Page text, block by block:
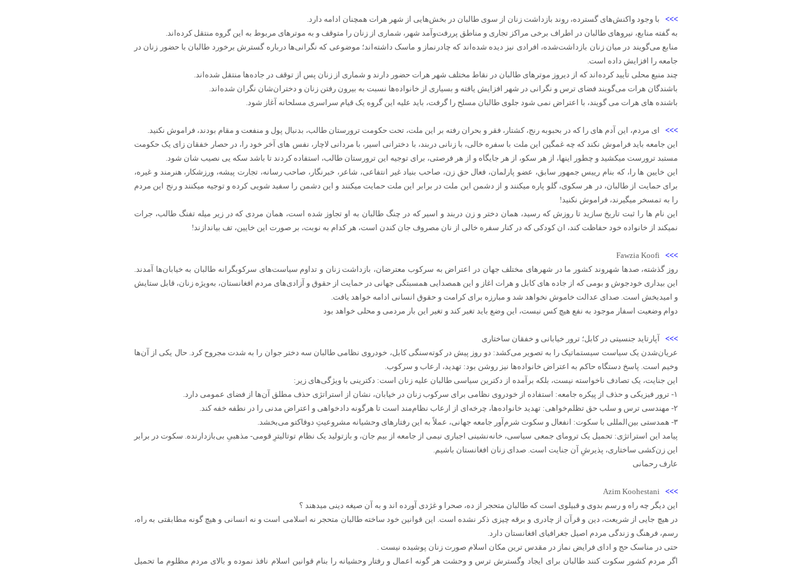
>>> با وجود واکنش‌های گسترده، روند بازداشت زنان از سوی طالبان در بخش‌هایی از شهر هرات همچنان ادامه دارد.
به گفته منابع، نیروهای طالبان در اطراف برخی مراکز تجاری و مناطق پررفت‌وآمد شهر، شماری از زنان را متوقف و به موترهای مربوط به این گروه منتقل کرده‌اند.
منابع می‌گویند در میان زنان بازداشت‌شده، افرادی نیز دیده شده‌اند که چادرنماز و ماسک داشته‌اند؛ موضوعی که نگرانی‌ها درباره گسترش برخورد طالبان با حضور زنان در
جامعه را افزایش داده است.
چند منبع محلی تأیید کرده‌اند که از دیروز موترهای طالبان در نقاط مختلف شهر هرات حضور دارند و شماری از زنان پس از توقف در جاده‌ها منتقل شده‌اند.
باشندگان هرات می‌گویند فضای ترس و نگرانی در شهر افزایش یافته و بسیاری از خانواده‌ها نسبت به بیرون رفتن زنان و دختران‌شان نگران شده‌اند.
باشنده های هرات می گویند، با اعتراض نمی شود جلوی طالبان مسلح را گرفت، باید علیه این گروه یک قیام سراسری مسلحانه آغاز شود.
>>> ای مردم، این آدم های را که در بحبوبه رنج، کشتار، فقر و بحران رفته بر این ملت، تحت حکومت ترورستان طالب، بدنبال پول و منفعت و مقام بودند، فراموش نکنید.
این جامعه باید فراموش نکند که چه غمگین این ملت با سفره خالی، با زنانی دربند، با دخترانی اسیر، با مردانی لاچار، نفس های آخر خود را، در حصار خفقان زای یک حکومت
مستبد ترورست میکشید و چطور اینها، از هر سکو، از هر جایگاه و از هر فرصتی، برای توجیه این ترورستان طالب، استفاده کردند تا باشد سکه یی نصیب شان شود.
این خایین ها را، که بنام رییس جمهور سابق، عضو پارلمان، فعال حق زن، صاحب بنیاد غیر انتفاعی، شاعر، خبرنگار، صاحب رسانه، تجارت پیشه، ورزشکار، هنرمند و غیره،
برای حمایت از طالبان، در هر سکوی، گلو پاره میکنند و از دشمن این ملت در برابر این ملت حمایت میکنند و این دشمن را سفید شویی کرده و توجیه میکنند و رنج این مردم
را به تمسخر میگیرند، فراموش نکنید!
این نام ها را ثبت تاریخ سازید تا روزش که رسید، همان دختر و زن دربند و اسیر که در چنگ طالبان به او تجاوز شده است، همان مردی که در زیر میله تفنگ طالب، جرات
نمیکند از خانواده خود حفاظت کند، ان کودکی که در کنار سفره خالی از نان مصروف جان کندن است، هر کدام به نوبت، بر صورت این خایین، تف بیاندازند!
>>>
Fawzia Koofi
‏روز گذشته، صدها شهروند کشور ما در شهرهای مختلف جهان در اعتراض به سرکوب معترضان، بازداشت زنان و تداوم سیاست‌های سرکوبگرانه طالبان به خیابان‌ها آمدند.
این بیداری خودجوش و بومی که از جاده های کابل و هرات اغاز و این همصدایی همسبتگی جهانی در حمایت از حقوق و آزادی‌های مردم افغانستان، به‌ویژه زنان، قابل ستایش
و امیدبخش است. صدای عدالت خاموش نخواهد شد و مبارزه برای کرامت و حقوق انسانی ادامه خواهد یافت.
دوام وضعیت اسفار موجود به نفع هیچ کس نیست، این وضع باید تغیر کند و تغیر این بار مردمی و محلی خواهد بود
>>> ‏آپارتاید جنسیتی در کابل؛ ترور خیابانی و خفقان ساختاری
‏عریان‌شدن یک سیاست سیستماتیک را به تصویر می‌کشد: دو روز پیش در کوته‌سنگی کابل، خودروی نظامی طالبان سه دختر جوان را به شدت مجروح کرد. حال یکی از آن‌ها
وخیم است. پاسخ دستگاه حاکم به اعتراض خانواده‌ها نیز روشن بود: تهدید، ارعاب و سرکوب.
‏این جنایت، یک تصادف ناخواسته نیست، بلکه برآمده از دکترین سیاسی طالبان علیه زنان است: دکترینی با ویژگی‌های زیر:
‏پیامد این استراتژی: تحمیل یک ترومای جمعی سیاسی، خانه‌نشینی اجباری نیمی از جامعه از بیم جان، و بازتولید یک نظام توتالیترِ قومی- مذهبیِ بی‌بازدارنده. سکوت در برابر
این زن‌کشی ساختاری، پذیرشِ آن جنایت است. صدای زنان افغانستان باشیم.
عارف رحمانی
>>>
Azim Koohestani
این دیگر چه راه و رسم بدوی و قبیلوی است که طالبان متحجر از ده، صحرا و غژدی آورده اند و به آن صیغه دینی میدهند ؟
در هیچ جایی از شریعت، دین و قرآن از چادری و برقه چیزی ذکر نشده است. این قوانین خود ساخته طالبان متحجر نه اسلامی است و نه انسانی و هیچ گونه مطابقتی به راه،
رسم، فرهنگ و زندگی مردم اصیل جغرافیای افغانستان دارد.
حتی در مناسک حج و ادای فرایض نماز در مقدس ترین مکان اسلام صورت زنان پوشیده نیست .
اگر مردم کشور سکوت کنند طالبان برای ایجاد وگسترش ترس و وحشت هر گونه اعمال و رفتار وحشیانه را بنام قوانین اسلام نافذ نموده و بالای مردم مظلوم ما تحمیل